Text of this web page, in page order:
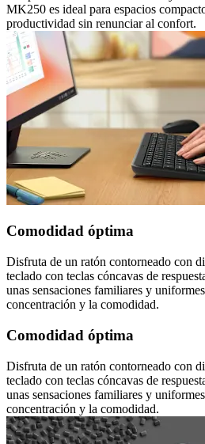
MK250 es ideal para espacios
productividad sin renunciar al confort.
Comodidad óptima
Disfruta de un ratón contorneado con
teclado con teclas cóncavas de
unas sensaciones familiares y
concentración y la comodidad.
Comodidad óptima
Disfruta de un ratón contorneado con
teclado con teclas cóncavas de
unas sensaciones familiares y
concentración y la comodidad.